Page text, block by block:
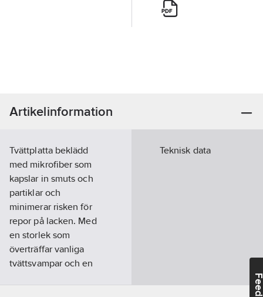
Artikelinformation
Tvättplatta beklädd
med mikrofiber som
kapslar in smuts och
partiklar och
minimerar risken för
repor på lacken. Med
en storlek som
överträffar vanliga
tvättsvampar och en
Teknisk data